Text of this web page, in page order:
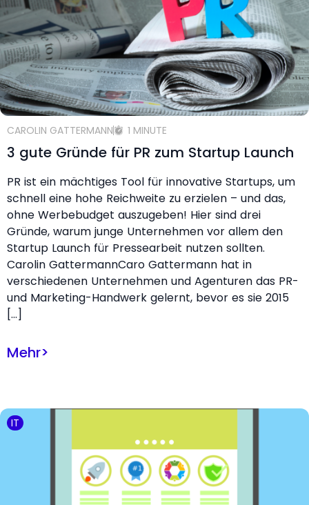
CAROLIN GATTERMANN 1 MINUTE
3 gute Gründe für PR zum Startup Launch
PR ist ein mächtiges Tool für innovative Startups, um
schnell eine hohe Reichweite zu erzielen – und das,
ohne Werbebudget auszugeben! Hier sind drei
Gründe, warum junge Unternehmen vor allem den
Startup Launch für Pressearbeit nutzen sollten.
Carolin GattermannCaro Gattermann hat in
verschiedenen Unternehmen und Agenturen das PR-
und Marketing-Handwerk gelernt, bevor es sie 2015
[…]
Mehr>
IT